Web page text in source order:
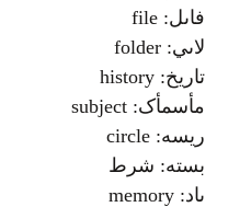
فاىل: file
لاىي: folder
تاريخ: history
مأسمأک: subject
ريسه: circle
بسته: شرط
ىاد: memory